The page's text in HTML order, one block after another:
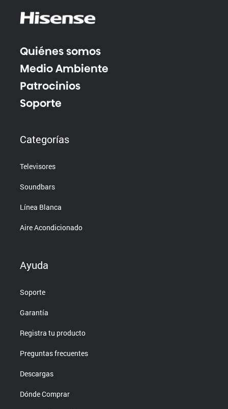
Quiénes somos
Medio Ambiente
Patrocinios
Soporte
Categorías
Televisores
Soundbars
Línea Blanca
Aire Acondicionado
Ayuda
Soporte
Garantía
Registra tu producto
Preguntas frecuentes
Descargas
Dónde Comprar